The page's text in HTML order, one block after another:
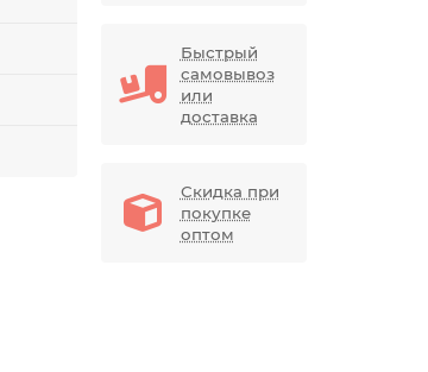
Быстрый
самовывоз
или
доставка
Скидка при
покупке
оптом